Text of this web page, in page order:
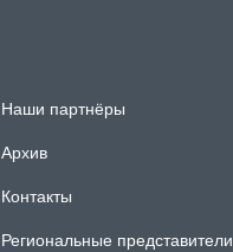
Наши партнёры
Архив
Контакты
Региональные представители